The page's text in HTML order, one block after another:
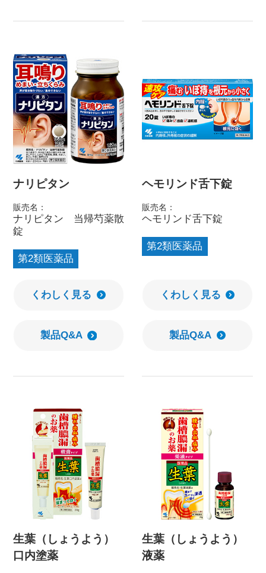
ナリピタン
販売名：
ナリピタン 当帰芍薬散
錠
第2類医薬品
くわしく見る
製品Q&A
ヘモリンド舌下錠
販売名：
ヘモリンド舌下錠
第2類医薬品
くわしく見る
製品Q&A
生葉（しょうよう）
口内塗薬
生葉（しょうよう）
液薬